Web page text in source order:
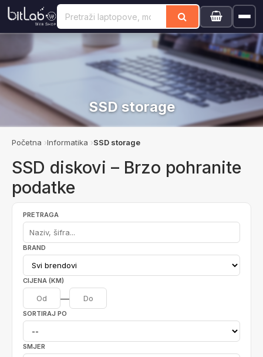
SSD storage
Početna Informatika SSD storage
SSD diskovi – Brzo pohranite
podatke
PRETRAGA
BRAND
CIJENA (KM)
—
SORTIRAJ PO
SMJER